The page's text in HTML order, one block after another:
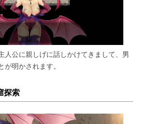
人公に親しげに話しかけてきまして、男
明かされます。
探索